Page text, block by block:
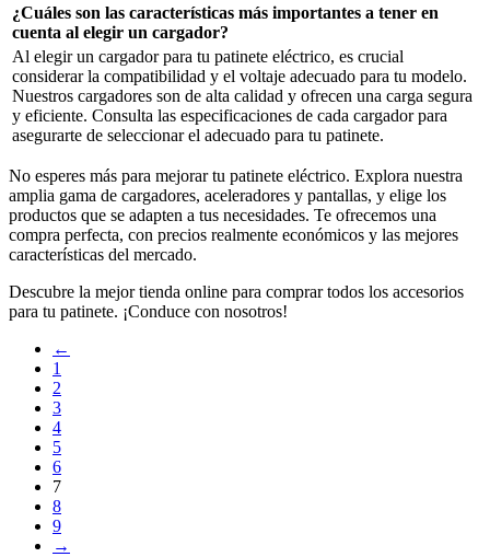
¿Cuáles son las características más importantes a tener en
cuenta al elegir un cargador?
Al elegir un cargador para tu patinete eléctrico, es crucial
considerar la compatibilidad y el voltaje adecuado para tu modelo.
Nuestros cargadores son de alta calidad y ofrecen una carga segura
y eficiente. Consulta las especificaciones de cada cargador para
asegurarte de seleccionar el adecuado para tu patinete.
No esperes más para mejorar tu patinete eléctrico. Explora nuestra
amplia gama de cargadores, aceleradores y pantallas, y elige los
productos que se adapten a tus necesidades. Te ofrecemos una
compra perfecta, con precios realmente económicos y las mejores
características del mercado.
Descubre la mejor tienda online para comprar todos los accesorios
para tu patinete. ¡Conduce con nosotros!
←
1
2
3
4
5
6
7
8
9
→